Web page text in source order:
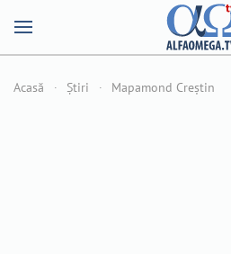
Acasă Știri Mapamond Creștin